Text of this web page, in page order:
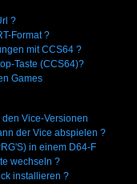
?
Format ?
mit CCS64 ?
Taste (CCS64)?
Games
Vice-Versionen
der Vice abspielen ?
in einem D64-F
wechseln ?
installieren ?